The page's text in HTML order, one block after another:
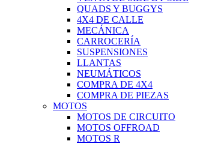
QUADS Y BUGGYS
4X4 DE CALLE
MECÁNICA
CARROCERÍA
SUSPENSIONES
LLANTAS
NEUMÁTICOS
COMPRA DE 4X4
COMPRA DE PIEZAS
MOTOS
MOTOS DE CIRCUITO
MOTOS OFFROAD
MOTOS R